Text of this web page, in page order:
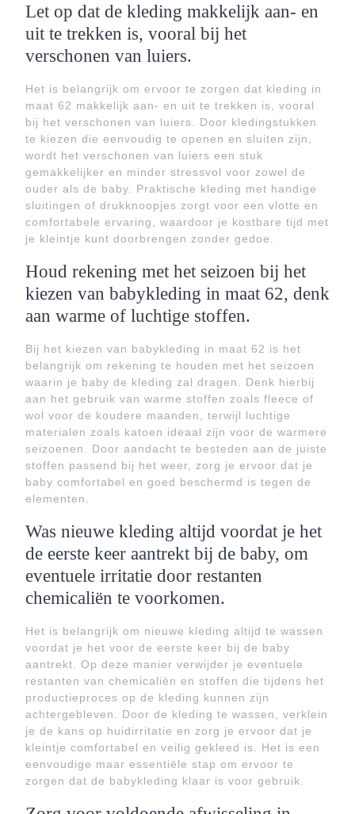
Let op dat de kleding makkelijk aan- en
uit te trekken is, vooral bij het
verschonen van luiers.
Het is belangrijk om ervoor te zorgen dat kleding in
maat 62 makkelijk aan- en uit te trekken is, vooral
bij het verschonen van luiers. Door kledingstukken
te kiezen die eenvoudig te openen en sluiten zijn,
wordt het verschonen van luiers een stuk
gemakkelijker en minder stressvol voor zowel de
ouder als de baby. Praktische kleding met handige
sluitingen of drukknoopjes zorgt voor een vlotte en
comfortabele ervaring, waardoor je kostbare tijd met
je kleintje kunt doorbrengen zonder gedoe.
Houd rekening met het seizoen bij het
kiezen van babykleding in maat 62, denk
aan warme of luchtige stoffen.
Bij het kiezen van babykleding in maat 62 is het
belangrijk om rekening te houden met het seizoen
waarin je baby de kleding zal dragen. Denk hierbij
aan het gebruik van warme stoffen zoals fleece of
wol voor de koudere maanden, terwijl luchtige
materialen zoals katoen ideaal zijn voor de warmere
seizoenen. Door aandacht te besteden aan de juiste
stoffen passend bij het weer, zorg je ervoor dat je
baby comfortabel en goed beschermd is tegen de
elementen.
Was nieuwe kleding altijd voordat je het
de eerste keer aantrekt bij de baby, om
eventuele irritatie door restanten
chemicaliën te voorkomen.
Het is belangrijk om nieuwe kleding altijd te wassen
voordat je het voor de eerste keer bij de baby
aantrekt. Op deze manier verwijder je eventuele
restanten van chemicaliën en stoffen die tijdens het
productieproces op de kleding kunnen zijn
achtergebleven. Door de kleding te wassen, verklein
je de kans op huidirritatie en zorg je ervoor dat je
kleintje comfortabel en veilig gekleed is. Het is een
eenvoudige maar essentiële stap om ervoor te
zorgen dat de babykleding klaar is voor gebruik.